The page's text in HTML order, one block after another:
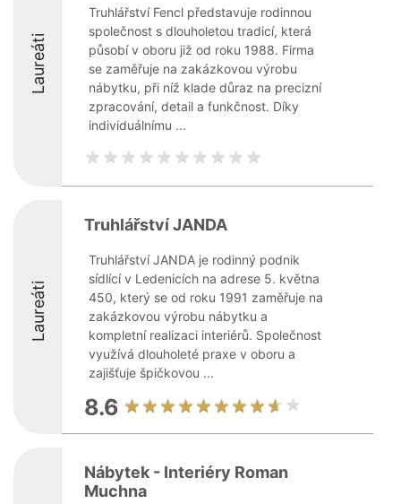
Laureáti
Truhlářství Fencl představuje rodinnou
společnost s dlouholetou tradicí, která
působí v oboru již od roku 1988. Firma
se zaměřuje na zakázkovou výrobu
nábytku, při níž klade důraz na precizní
zpracování, detail a funkčnost. Díky
individuálnímu ...
Laureáti
Truhlářství JANDA
Truhlářství JANDA je rodinný podnik
sídlící v Ledenicích na adrese 5. května
450, který se od roku 1991 zaměřuje na
zakázkovou výrobu nábytku a
kompletní realizaci interiérů. Společnost
využívá dlouholeté praxe v oboru a
zajišťuje špičkovou ...
8.6
Nábytek - Interiéry Roman
Muchna